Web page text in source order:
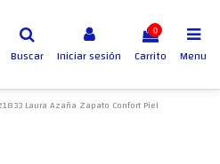
Buscar Iniciar sesión
0
Carrito Menu
Laura Azaña Zapato Confort Piel